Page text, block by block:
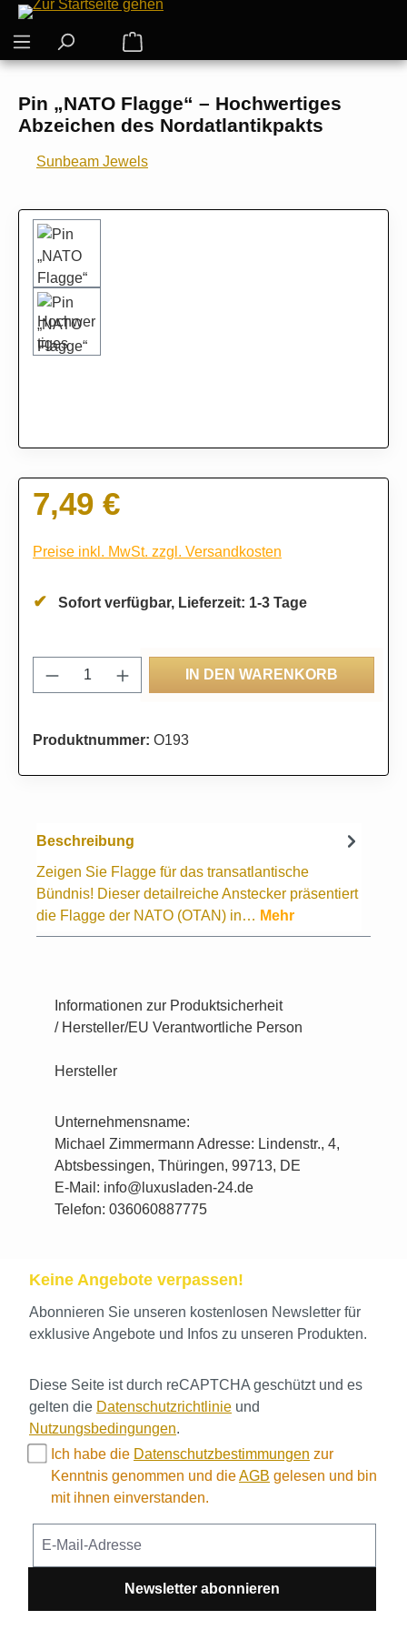
Zum Hauptinhalt springen
Warenkorb enthält 0 Positionen. Der
Pin „NATO Flagge“ – Hochwertiges
Abzeichen des Nordatlantikpakts
Sunbeam Jewels
Bildergalerie überspringen
Regulärer Preis:
7,49 €
Preise inkl. MwSt. zzgl. Versandkosten
Sofort verfügbar, Lieferzeit: 1-3 Tage
Produkt Anzahl: Gib den gewünschten
IN DEN WARENKORB
Produktnummer: O193
Beschreibung
Zeigen Sie Flagge für das transatlantische
Bündnis! Dieser detailreiche Anstecker präsentiert
die Flagge der NATO (OTAN) in… Mehr
Informationen zur Produktsicherheit
/ Hersteller/EU Verantwortliche Person
Hersteller
Unternehmensname:
Michael Zimmermann Adresse: Lindenstr., 4,
Abtsbessingen, Thüringen, 99713, DE
E-Mail: info@luxusladen-24.de
Telefon: 036060887775
Keine Angebote verpassen!
Abonnieren Sie unseren kostenlosen Newsletter für
exklusive Angebote und Infos zu unseren Produkten.
Diese Seite ist durch reCAPTCHA geschützt und es
gelten die Datenschutzrichtlinie und
Nutzungsbedingungen.
Ich habe die Datenschutzbestimmungen zur
Kenntnis genommen und dieAGB gelesen und bin
mit ihnen einverstanden.
Newsletter abonnieren